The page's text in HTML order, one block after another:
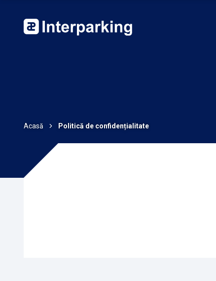
Acasă Politică de confidențialitate